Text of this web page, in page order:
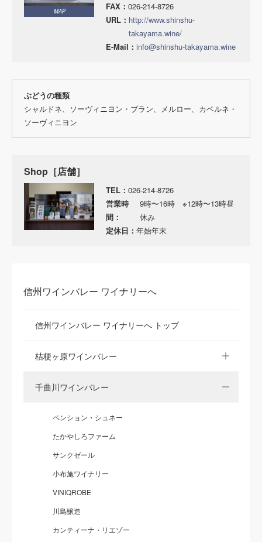
信州ワインバレー ワイナリーへ
信州ワインバレー ワイナリーへ トップ
桔梗ヶ原ワインバレー
千曲川ワインバレー
ペンション・シュネー
たかやしろファーム
サンクゼール
小布施ワイナリー
VINIQROBE
川島醸造
カンティーナ・リエゾー
MAP
FAX： 026-214-8726
URL： http://www.shinshu-
takayama.wine/
E-Mail： info@shinshu-takayama.wine
ぶどうの種類
シャルドネ、ソーヴィニヨン・ブラン、メルロー、カベルネ・
ソーヴィニヨン
Shop［店舗］
TEL： 026-214-8726
営業時
間：
9時〜16時 ※12時〜13時昼
休み
定休日： 年始年末